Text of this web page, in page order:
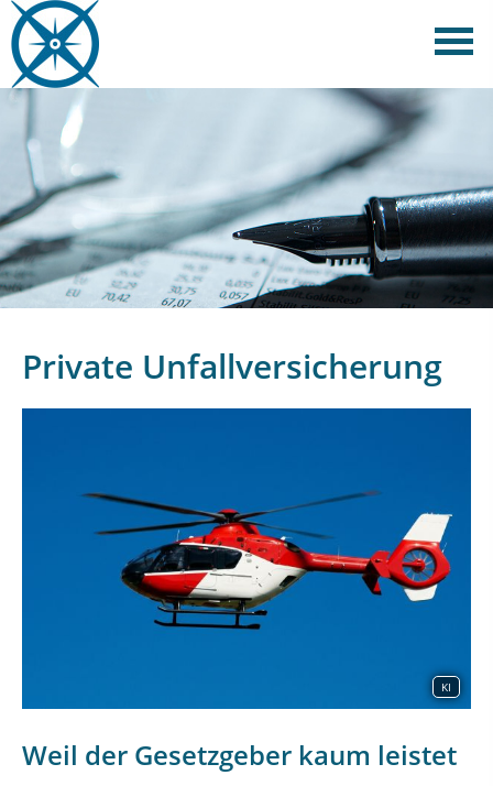
Private Unfallversicherung
KI
Weil der Gesetzgeber kaum leistet